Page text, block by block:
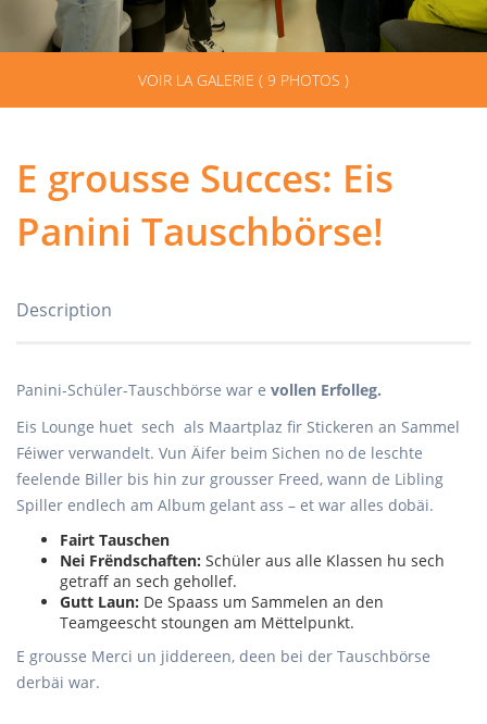
VOIR LA GALERIE ( 9 PHOTOS )
E grousse Succes: Eis
Panini Tauschbörse!
Description
Panini-Schüler-Tauschbörse war e vollen Erfolleg.
Eis Lounge huet sech als Maartplaz fir Stickeren an Sammel
Féiwer verwandelt. Vun Äifer beim Sichen no de leschte
feelende Biller bis hin zur grousser Freed, wann de Libling
Spiller endlech am Album gelant ass – et war alles dobäi.
Fairt Tauschen
Nei Frëndschaften: Schüler aus alle Klassen hu sech
getraff an sech gehollef.
Gutt Laun: De Spaass um Sammelen an den
Teamgeescht stoungen am Mëttelpunkt.
E grousse Merci un jiddereen, deen bei der Tauschbörse
derbäi war.